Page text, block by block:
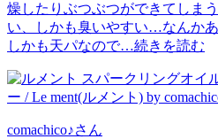
燥したりぶつぶつができてしま
い、しかも臭いやすい…なんか
しかも天パなので…続きを読む
comachico♪さん